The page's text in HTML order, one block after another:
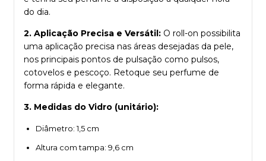
do dia.
2. Aplicação Precisa e Versátil: O roll-on possibilita
uma aplicação precisa nas áreas desejadas da pele,
nos principais pontos de pulsação como pulsos,
cotovelos e pescoço. Retoque seu perfume de
forma rápida e elegante.
3. Medidas do Vidro (unitário):
Diâmetro: 1,5 cm
Altura com tampa: 9,6 cm